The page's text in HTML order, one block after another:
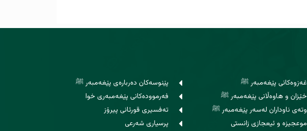
غەزوەکانی پێغەمبەر ﷺ
خێزان و هاوه‌ڵانی پێغەمبەر ﷺ
وتەی ناوداران لەسەر پێغەمبەر ﷺ
موعجیزە و ئیعجازی زانستی
پێنوسه‌كان ده‌رباره‌ی پێغەمبەر ﷺ
فه‌رمووده‌کانی پێغه‌مبه‌ری خوا
ته‌فسیری قورئانی پیرۆز
پرسیاری شەرعی